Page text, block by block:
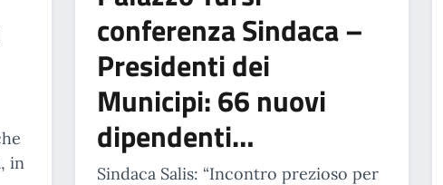
in
conferenza Sindaca –
Presidenti dei
Municipi: 66 nuovi
dipendenti…
Sindaca Salis: “Incontro prezioso per